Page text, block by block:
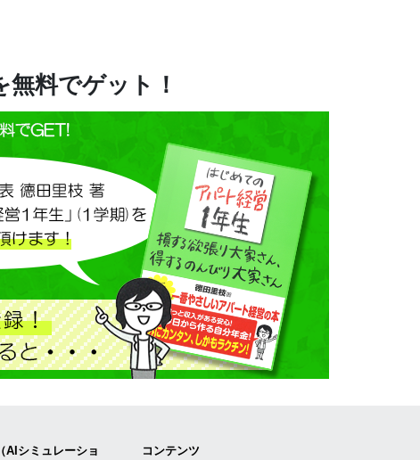
料でゲット！
AIシミュレーショ コンテンツ